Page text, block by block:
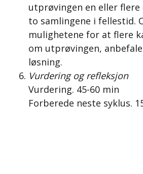
utprøvingen en eller flere
to samlingene i fellestid.
mulighetene for at flere
om utprøvingen,
løsning.
Vurdering og refleksjon
Vurdering. 45-60 min
Forberede neste syklus.